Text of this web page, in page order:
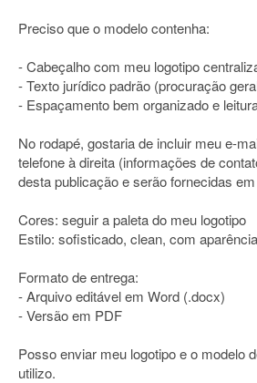
Preciso que o modelo contenha:
- Cabeçalho com meu logotipo
- Texto jurídico padrão (procuração
- Espaçamento bem organizado e
No rodapé, gostaria de incluir meu e-
telefone à direita (informações de
desta publicação e serão fornecidas
Cores: seguir a paleta do meu logotipo
Estilo: sofisticado, clean, com
Formato de entrega:
- Arquivo editável em Word (.docx)
- Versão em PDF
Posso enviar meu logotipo e o modelo
utilizo.